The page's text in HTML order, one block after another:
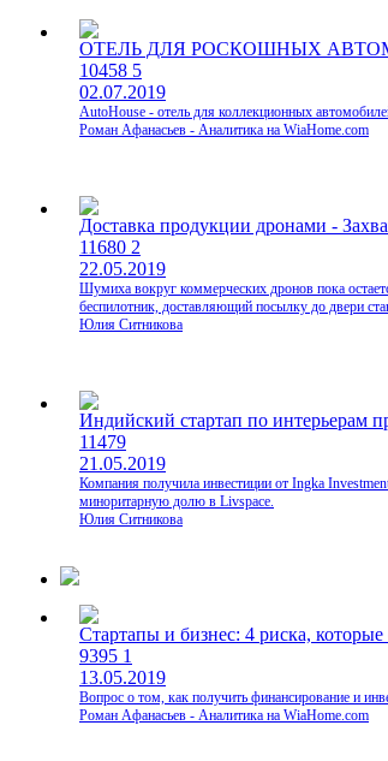
ОТЕЛЬ ДЛЯ РОСКОШНЫХ
10458 5
02.07.2019
AutoHouse - отель для коллекционных
Роман Афанасьев - Аналитика на WiaHome.com
Доставка продукции дронами -
11680 2
22.05.2019
Шумиха вокруг коммерческих дронов пока
беспилотник, доставляющий посылку до двери
Юлия Ситникова
Индийский стартап по интерьерам
11479
21.05.2019
Компания получила инвестиции от Ingka
миноритарную долю в Livspace.
Юлия Ситникова
Стартапы и бизнес: 4 риска,
9395 1
13.05.2019
Вопрос о том, как получить финансирование и
Роман Афанасьев - Аналитика на WiaHome.com